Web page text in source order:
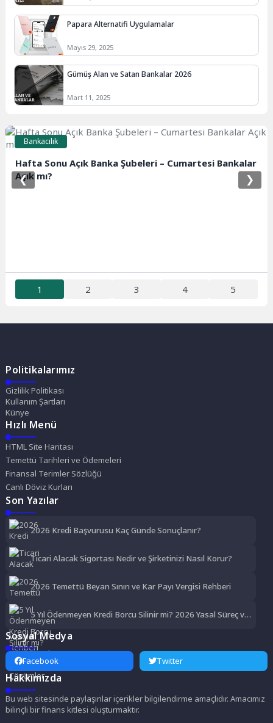
Papara Alternatifi Uygulamalar
Mayıs 29, 2025
Gümüş Alan ve Satan Bankalar 2026
Mart 11, 2025
Bankacılık
Hafta Sonu Açık Banka Şubeleri – Cumartesi Bankalar
Açık mı?
❮ ❯
1 2 3 4 5
Politikalarımız
Gizlilik Politikası
Kullanım Şartları
Künye
Hızlı Menü
HTML Site Haritası
Temettü Tarihleri ve Ödemeleri
Finansal Terimler Sözlüğü
Canlı Döviz Kurları
Son Yazılar
2026 Kredi Başvurusu Kaç Günde Sonuçlanır?
Ticari Alacak Sigortası Nedir ve Şirketinizi Nasıl Korur?
2026 Temettü Beyan Sınırı ve Kar Payı Vergisi Rehberi
5 Yıl Ödenmeyen Kredi Borcu Silinir mi? 2026 Yasal Süreç ve
Çözümler
Sosyal Medya
Facebook Twitter
Hakkımızda
Bu web sitesinde paylaşınlar içerikler bilgilendirme amaçlıdır. Amacımız
bilinçli bir finans kitlesi oluşturmaktır.